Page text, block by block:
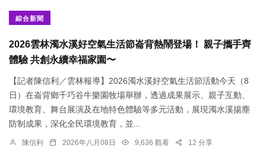
綜合新聞
2026雲林濁水溪好空氣生活節崙背熱鬧登場！ 親子攜手齊
體驗 共創永續幸福家園〜
【記者陳信利／雲林報導】2026濁水溪好空氣生活節活動今天（8
日）在崙背鄉千巧谷牛樂園牧場舉辦，透過成果展示、親子互動、
環境教育、舞台展演及在地特色體驗等多元活動，展現濁水溪揚塵
防制成果，深化全民環境教育，並...
陳信利 2026年八月08日 9,636 觀看 12 分享